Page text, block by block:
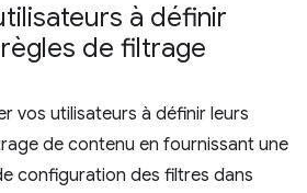
à définir
de filtrage
vos utilisateurs à définir leurs
de contenu en fournissant une
configuration des filtres dans